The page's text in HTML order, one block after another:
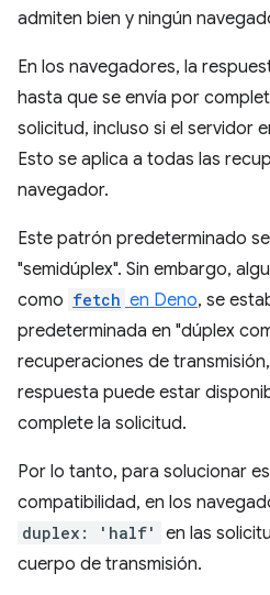
admiten bien y ningún
En los navegadores, la
hasta que se envía por
solicitud, incluso si el servidor
Esto se aplica a todas las
navegador.
Este patrón predeterminado
"semidúplex". Sin embargo,
como fetch en Deno, se
predeterminada en "dúplex
recuperaciones de
respuesta puede estar
complete la solicitud.
Por lo tanto, para solucionar
compatibilidad, en los
duplex: 'half'
en las
cuerpo de transmisión.